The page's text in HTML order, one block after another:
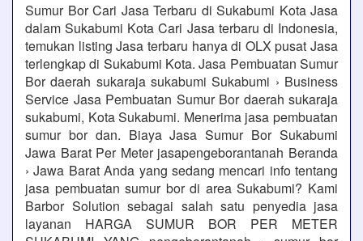
Sumur Bor Cari Jasa Terbaru di Sukabumi Kota Jasa
dalam Sukabumi Kota Cari Jasa terbaru di Indonesia,
temukan listing Jasa terbaru hanya di OLX pusat Jasa
terlengkap di Sukabumi Kota. Jasa Pembuatan Sumur
Bor daerah sukaraja sukabumi Sukabumi › Business
Service Jasa Pembuatan Sumur Bor daerah sukaraja
sukabumi, Kota Sukabumi. Menerima jasa pembuatan
sumur bor dan. Biaya Jasa Sumur Bor Sukabumi
Jawa Barat Per Meter jasapengeborantanah Beranda
› Jawa Barat Anda yang sedang mencari info tentang
jasa pembuatan sumur bor di area Sukabumi? Kami
Barbor Solution sebagai salah satu penyedia jasa
layanan HARGA SUMUR BOR PER METER